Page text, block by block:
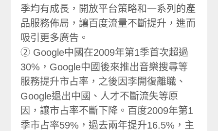
季均有成長，開放平台策略和一系列的產
品服務佈局，讓百度流量不斷提升，進而
吸引更多廣告。
② Google中國在2009年第1季首次超過
30%，Google中國後來推出音樂搜尋等
服務提升市占率，之後因李開復離職、
Google退出中國、人才不斷流失等原
因，讓市占率不斷下降。百度2009年第1
季市占率59%，過去兩年提升16.5%，主